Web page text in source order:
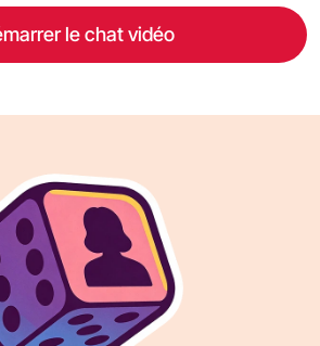
le chat vidéo